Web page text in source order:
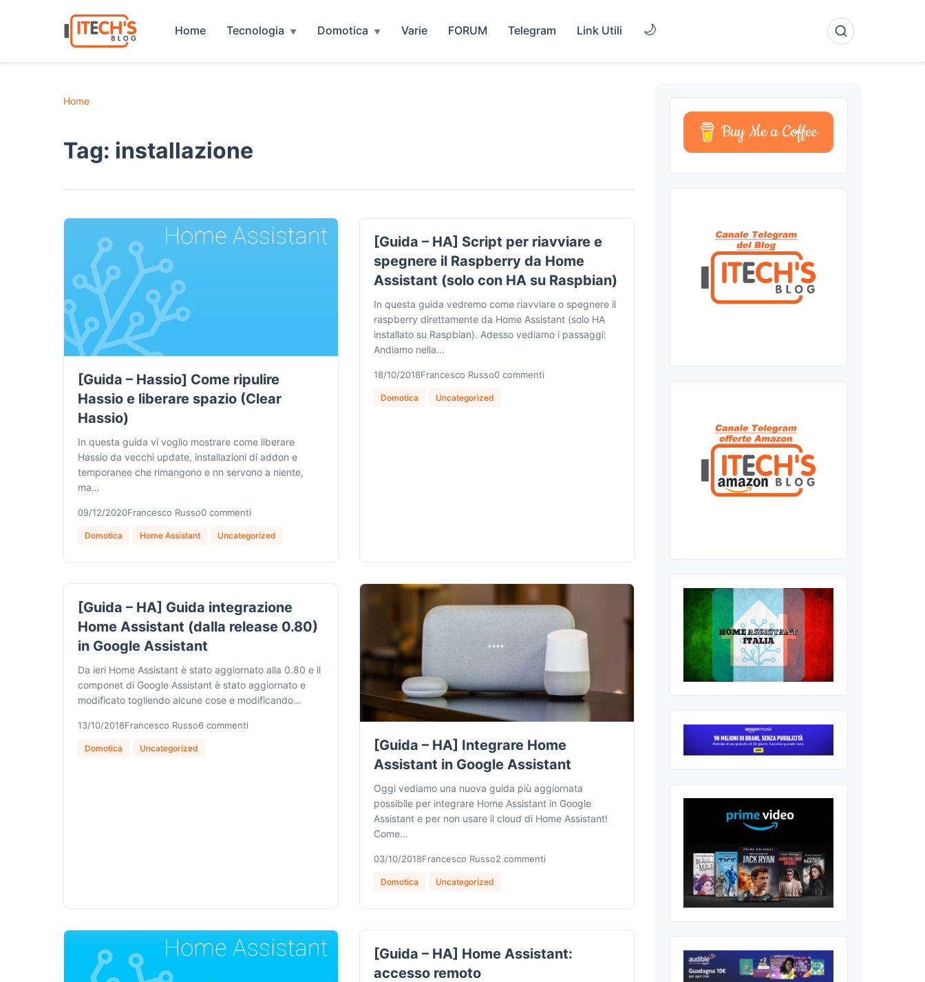
Home Tecnologia Domotica Varie FORUM Telegram Link Utili 🌙
Home
Tag: installazione
[Guida – Hassio] Come ripulire
Hassio e liberare spazio (Clear
Hassio)
In questa guida vi voglio mostrare come liberare
Hassio da vecchi update, installazioni di addon e
temporanee che rimangono e nn servono a niente,
ma…
09/12/2020Francesco Russo0 commenti
Domotica Home Assistant Uncategorized
[Guida – HA] Script per riavviare e
spegnere il Raspberry da Home
Assistant (solo con HA su Raspbian)
In questa guida vedremo come riavviare o spegnere il
raspberry direttamente da Home Assistant (solo HA
installato su Raspbian). Adesso vediamo i passaggi:
Andiamo nella…
18/10/2018Francesco Russo0 commenti
Domotica Uncategorized
[Guida – HA] Guida integrazione
Home Assistant (dalla release 0.80)
in Google Assistant
Da ieri Home Assistant è stato aggiornato alla 0.80 e il
componet di Google Assistant è stato aggiornato e
modificato togliendo alcune cose e modificando…
13/10/2018Francesco Russo6 commenti
Domotica Uncategorized
[Guida – HA] Integrare Home
Assistant in Google Assistant
Oggi vediamo una nuova guida più aggiornata
possibile per integrare Home Assistant in Google
Assistant e per non usare il cloud di Home Assistant!
Come…
03/10/2018Francesco Russo2 commenti
Domotica Uncategorized
[Guida – HA] Home Assistant:
accesso remoto
Buy Me a Coffee